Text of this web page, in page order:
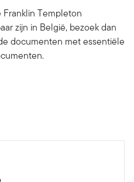
Templeton
zijn in België, bezoek dan
documenten met essentiële